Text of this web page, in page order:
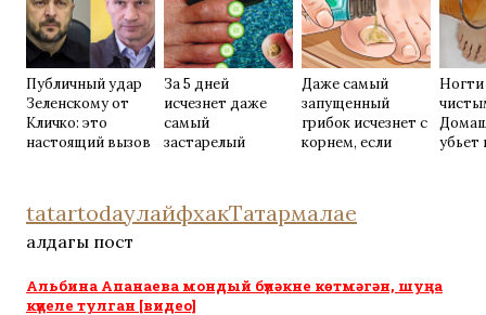
Публичный удар
Зеленскому от
Кличко: это
настоящий вызов
За 5 дней
исчезнет даже
самый
застарелый
Даже самый
запущенный
грибок исчезнет с
корнем, если
убьет
tatartodayлайфхакТатармалае
алдагы пост
Альбина Апанаева мондый бүләкне көтмәгән, шуңа
күңеле тулган [видео]